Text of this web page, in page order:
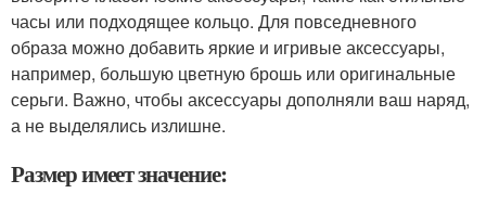
часы или подходящее кольцо. Для повседневного
образа можно добавить яркие и игривые аксессуары,
например, большую цветную брошь или оригинальные
серьги. Важно, чтобы аксессуары дополняли ваш наряд,
а не выделялись излишне.
Размер имеет значение: